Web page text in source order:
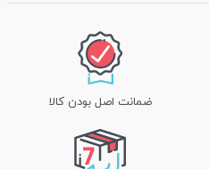
ضمانت اصل بودن کالا